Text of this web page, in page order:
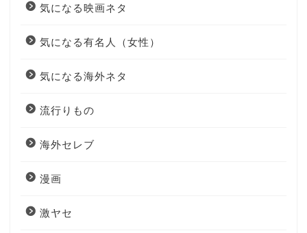
気になる映画ネタ
気になる有名人（女性）
気になる海外ネタ
流行りもの
海外セレブ
漫画
激ヤセ